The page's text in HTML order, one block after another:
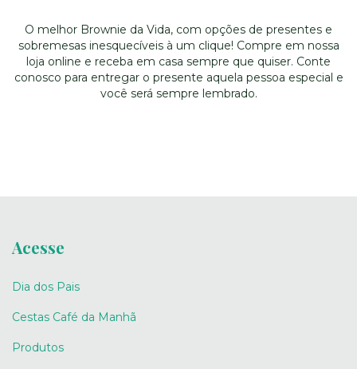
O melhor Brownie da Vida, com opções de presentes e
sobremesas inesquecíveis à um clique! Compre em nossa
loja online e receba em casa sempre que quiser. Conte
conosco para entregar o presente aquela pessoa especial e
você será sempre lembrado.
Acesse
Dia dos Pais
Cestas Café da Manhã
Produtos